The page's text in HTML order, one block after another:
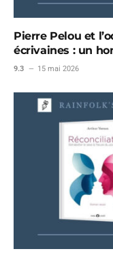
Pierre Pelou et
écrivaines : un
9.3 15 mai 2026